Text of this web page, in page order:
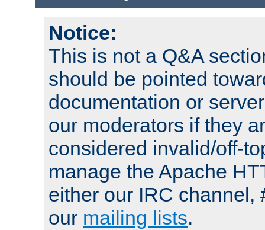
Notice:
This is not a Q&A
should be pointed
documentation or
our moderators if they
considered invalid/off-
manage the Apache
either our IRC channel,
our mailing lists.